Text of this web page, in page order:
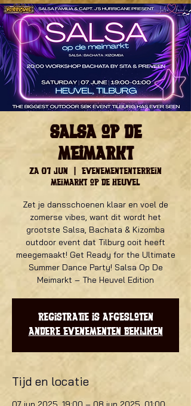
Salsa op de
Meimarkt
za 07 jun
Evenemententerrein
Meimarkt op De Heuvel
Zet je dansschoenen klaar en voel de
zomerse vibes, want dit wordt het
grootste Salsa, Bachata & Kizomba
outdoor event dat Tilburg ooit heeft
meegemaakt! Get Ready for the Ultimate
Summer Dance Party! Salsa Op De
Meimarkt – The Heuvel Edition
Registratie is afgesloten
Andere evenementen bekijken
Tijd en locatie